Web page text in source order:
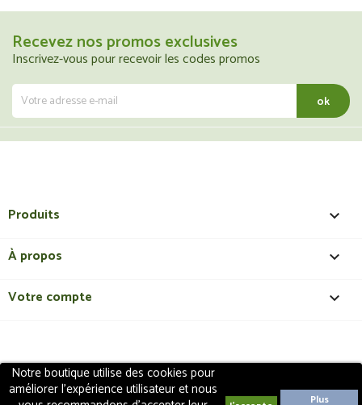
Notre boutique utilise des cookies pour
améliorer l'expérience utilisateur et nous
Plus
Recevez nos promos exclusives
Inscrivez-vous pour recevoir les codes promos
Produits 
À propos 
Votre compte 
Copyright 2018 - ShopMedicalDiscount
réservés | Création de site internet EasyConceptTM